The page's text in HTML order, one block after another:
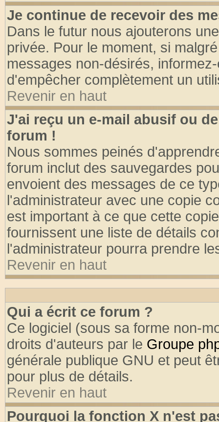
Je continue de recevoir des
Dans le futur nous ajouterons
privée. Pour le moment, si
messages non-désirés,
d'empêcher complètement un
Revenir en haut
J'ai reçu un e-mail abusif ou
forum !
Nous sommes peinés
forum inclut des sauvegardes
envoient des messages de ce
l'administrateur avec une copie
est important à ce que cette
fournissent une liste de détails
l'administrateur pourra prendre
Revenir en haut
Qui a écrit ce forum ?
Ce logiciel (sous sa forme non-
droits d'auteurs par le Groupe
générale publique GNU et peut
pour plus de détails.
Revenir en haut
Pourquoi la fonction X n'est